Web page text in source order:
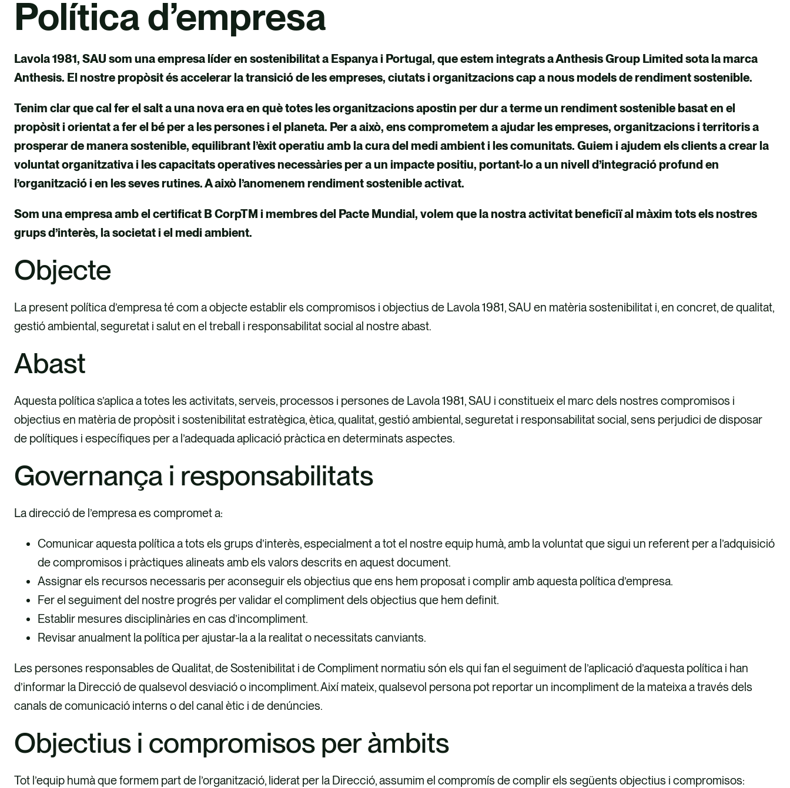
Política d’empresa
Lavola 1981, SAU som una empresa líder en sostenibilitat a Espanya i Portugal, que estem integrats a Anthesis Group Limited sota la marca
Anthesis. El nostre propòsit és accelerar la transició de les empreses, ciutats i organitzacions cap a nous models de rendiment sostenible.
Tenim clar que cal fer el salt a una nova era en què totes les organitzacions apostin per dur a terme un rendiment sostenible basat en el
propòsit i orientat a fer el bé per a les persones i el planeta. Per a això, ens comprometem a ajudar les empreses, organitzacions i territoris a
prosperar de manera sostenible, equilibrant l’èxit operatiu amb la cura del medi ambient i les comunitats. Guiem i ajudem els clients a crear la
voluntat organitzativa i les capacitats operatives necessàries per a un impacte positiu, portant-lo a un nivell d’integració profund en
l’organització i en les seves rutines. A això l’anomenem rendiment sostenible activat.
Som una empresa amb el certificat B CorpTM i membres del Pacte Mundial, volem que la nostra activitat beneficiï al màxim tots els nostres
grups d’interès, la societat i el medi ambient.
Objecte
La present política d’empresa té com a objecte establir els compromisos i objectius de Lavola 1981, SAU en matèria sostenibilitat i, en concret, de qualitat,
gestió ambiental, seguretat i salut en el treball i responsabilitat social al nostre abast.
Abast
Aquesta política s’aplica a totes les activitats, serveis, processos i persones de Lavola 1981, SAU i constitueix el marc dels nostres compromisos i
objectius en matèria de propòsit i sostenibilitat estratègica, ètica, qualitat, gestió ambiental, seguretat i responsabilitat social, sens perjudici de disposar
de polítiques i específiques per a l’adequada aplicació pràctica en determinats aspectes.
Governança i responsabilitats
La direcció de l’empresa es compromet a:
Comunicar aquesta política a tots els grups d’interès, especialment a tot el nostre equip humà, amb la voluntat que sigui un referent per a l’adquisició
de compromisos i pràctiques alineats amb els valors descrits en aquest document.
Assignar els recursos necessaris per aconseguir els objectius que ens hem proposat i complir amb aquesta política d’empresa.
Fer el seguiment del nostre progrés per validar el compliment dels objectius que hem definit.
Establir mesures disciplinàries en cas d’incompliment.
Revisar anualment la política per ajustar-la a la realitat o necessitats canviants.
Les persones responsables de Qualitat, de Sostenibilitat i de Compliment normatiu són els qui fan el seguiment de l’aplicació d’aquesta política i han
d’informar la Direcció de qualsevol desviació o incompliment. Així mateix, qualsevol persona pot reportar un incompliment de la mateixa a través dels
canals de comunicació interns o del canal ètic i de denúncies.
Objectius i compromisos per àmbits
Tot l’equip humà que formem part de l’organització, liderat per la Direcció, assumim el compromís de complir els següents objectius i compromisos: